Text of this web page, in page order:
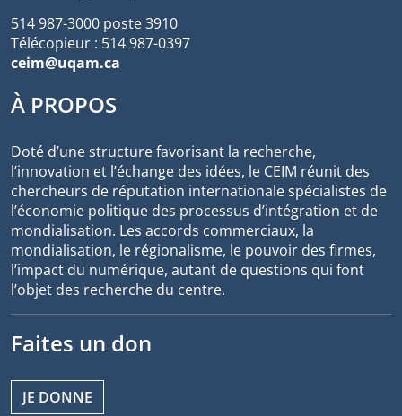
514 987-3000 poste 3910
Télécopieur : 514 987-0397
ceim@uqam.ca
À PROPOS
Doté d’une structure favorisant la recherche,
l’innovation et l’échange des idées, le CEIM réunit des
chercheurs de réputation internationale spécialistes de
l’économie politique des processus d’intégration et de
mondialisation. Les accords commerciaux, la
mondialisation, le régionalisme, le pouvoir des firmes,
l’impact du numérique, autant de questions qui font
l’objet des recherche du centre.
Faites un don
JE DONNE